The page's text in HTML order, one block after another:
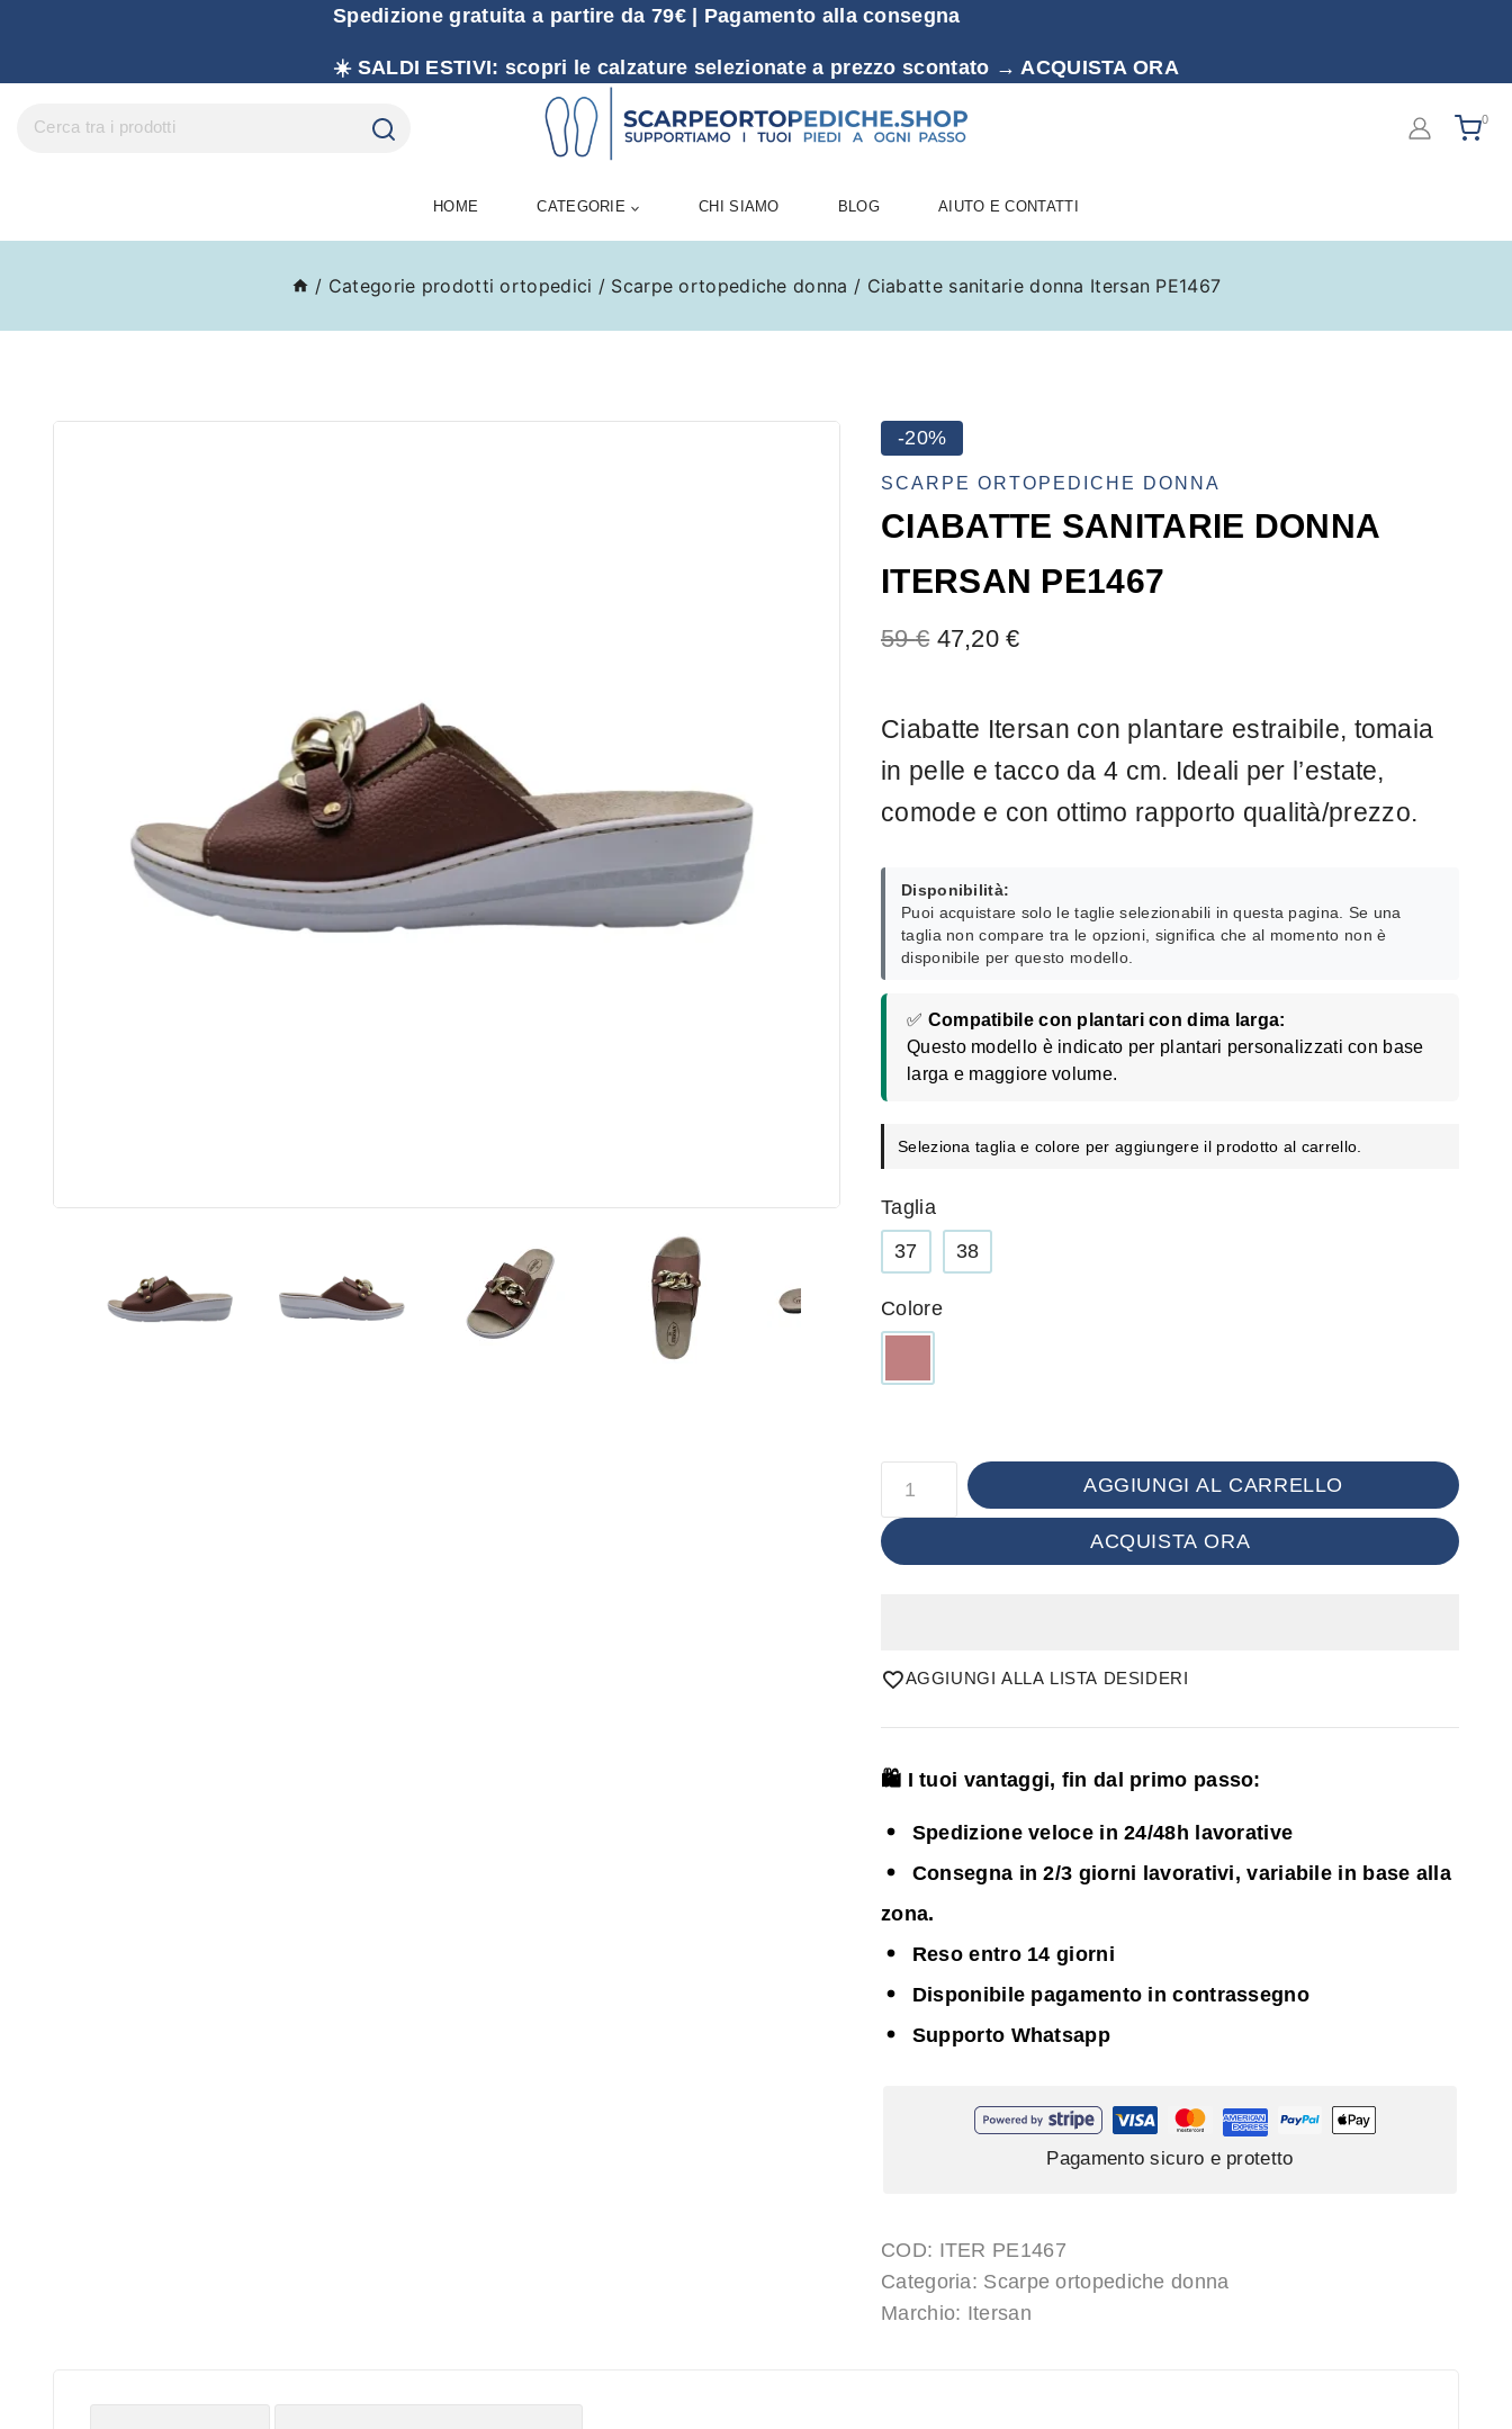
Spedizione gratuita a partire da 79€ | Pagamento alla consegna
☀️ SALDI ESTIVI: scopri le calzature selezionate a prezzo scontato → ACQUISTA ORA
0
HOME CATEGORIE CHI SIAMO BLOG AIUTO E CONTATTI
/ Categorie prodotti ortopedici / Scarpe ortopediche donna / Ciabatte sanitarie donna Itersan PE1467
-20%
SCARPE ORTOPEDICHE DONNA
CIABATTE SANITARIE DONNA
ITERSAN PE1467
59€ 47,20€
Ciabatte Itersan con plantare estraibile, tomaia
in pelle e tacco da 4 cm. Ideali per l’estate,
comode e con ottimo rapporto qualità/prezzo.
Disponibilità:
Puoi acquistare solo le taglie selezionabili in questa pagina. Se una
taglia non compare tra le opzioni, significa che al momento non è
disponibile per questo modello.
✅ Compatibile con plantari con dima larga:
Questo modello è indicato per plantari personalizzati con base
larga e maggiore volume.
Seleziona taglia e colore per aggiungere il prodotto al carrello.
Taglia
37
38
Colore
AGGIUNGI AL CARRELLO
ACQUISTA ORA
AGGIUNGI ALLA LISTA DESIDERI
🛍️ I tuoi vantaggi, fin dal primo passo:
Spedizione veloce in 24/48h lavorative
Consegna in 2/3 giorni lavorativi, variabile in base alla
zona.
Reso entro 14 giorni
Disponibile pagamento in contrassegno
Supporto Whatsapp
Pagamento sicuro e protetto
COD: ITER PE1467
Categoria: Scarpe ortopediche donna
Marchio: Itersan